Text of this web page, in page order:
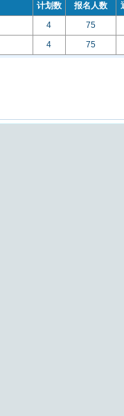
计划数 报名人数
4 75
4 75